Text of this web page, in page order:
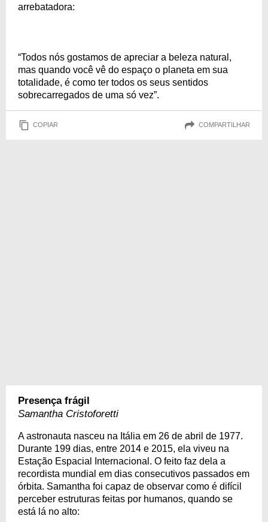
arrebatadora:
“Todos nós gostamos de apreciar a beleza natural,
mas quando você vê do espaço o planeta em sua
totalidade, é como ter todos os seus sentidos
sobrecarregados de uma só vez”.
COPIAR COMPARTILHAR
Presença frágil
Samantha Cristoforetti
A astronauta nasceu na Itália em 26 de abril de 1977.
Durante 199 dias, entre 2014 e 2015, ela viveu na
Estação Espacial Internacional. O feito faz dela a
recordista mundial em dias consecutivos passados em
órbita. Samantha foi capaz de observar como é difícil
perceber estruturas feitas por humanos, quando se
está lá no alto: